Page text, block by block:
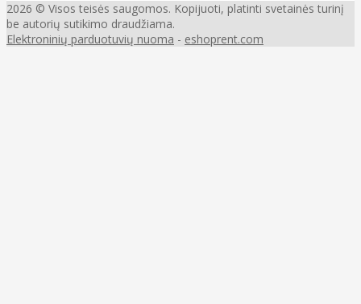
2026 © Visos teisės saugomos. Kopijuoti, platinti svetainės turinį
be autorių sutikimo draudžiama.
Elektroninių parduotuvių nuoma - eshoprent.com